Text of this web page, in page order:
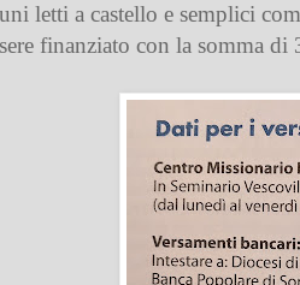
letti a castello e semplici
finanziato con la somma di